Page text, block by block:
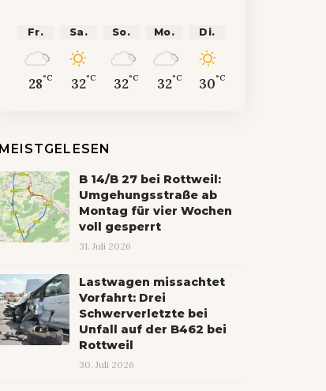
Fr.
28°C
Sa.
32°C
So.
32°C
Mo.
32°C
Di.
30°C
MEISTGELESEN
B 14/B 27 bei Rottweil:
Umgehungsstraße ab
Montag für vier Wochen
voll gesperrt
31. Juli 2026
Lastwagen missachtet
Vorfahrt: Drei
Schwerverletzte bei
Unfall auf der B462 bei
Rottweil
30. Juli 2026